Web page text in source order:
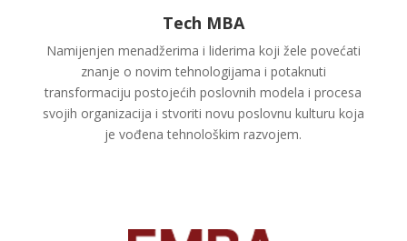
Tech MBA
Namijenjen menadžerima i liderima koji žele povećati
znanje o novim tehnologijama i potaknuti
transformaciju postojećih poslovnih modela i procesa
svojih organizacija i stvoriti novu poslovnu kulturu koja
je vođena tehnološkim razvojem.